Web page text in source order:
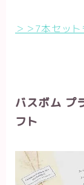
＞＞7本セット
バスボム プ
フト